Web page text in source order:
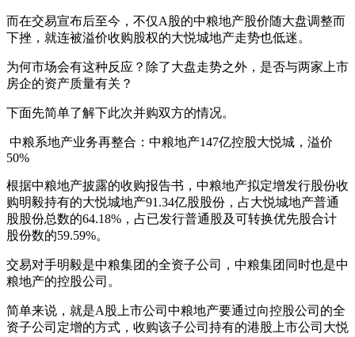
而在交易宣布后至今，不仅A股的中粮地产股价随大盘调整而
下挫，就连被溢价收购股权的大悦城地产走势也低迷。
为何市场会有这种反应？除了大盘走势之外，是否与两家上市
房企的资产质量有关？
下面先简单了解下此次并购双方的情况。
中粮系地产业务再整合：中粮地产147亿控股大悦城，溢价
50%
根据中粮地产披露的收购报告书，中粮地产拟定增发行股份收
购明毅持有的大悦城地产91.34亿股股份，占大悦城地产普通
股股份总数的64.18%，占已发行普通股及可转换优先股合计
股份数的59.59%。
交易对手明毅是中粮集团的全资子公司，中粮集团同时也是中
粮地产的控股公司。
简单来说，就是A股上市公司中粮地产要通过向控股公司的全
资子公司定增的方式，收购该子公司持有的港股上市公司大悦